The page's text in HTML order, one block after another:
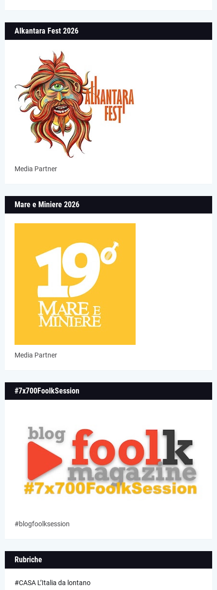
Alkantara Fest 2026
Media Partner
Mare e Miniere 2026
Media Partner
#7x700FoolkSession
#blogfoolksession
Rubriche
#CASA L’Italia da lontano